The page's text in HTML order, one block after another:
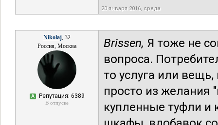
20 января 2016, среда
Nikolaj, 32
Россия, Москва
А Репутация: 6389
В отпуске
Brissen, Я тоже не
вопроса.
то услуга или
просто из желания
купленные туфли и